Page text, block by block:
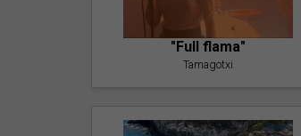
"Full flama"
Tamagotxi